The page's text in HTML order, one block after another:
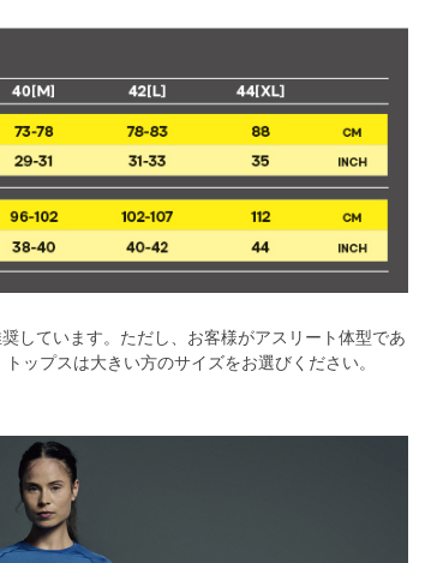
しています。ただし、お客様がアスリート体型であ
ップスは大きい方のサイズをお選びください。